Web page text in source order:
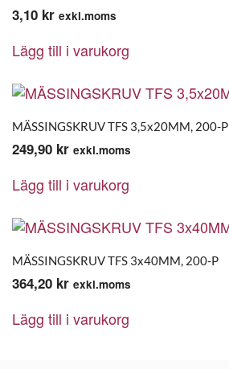
3,10 kr exkl.moms
Lägg till i varukorg
MÄSSINGSKRUV TFS 3,5x20MM, 200-P
249,90 kr exkl.moms
Lägg till i varukorg
MÄSSINGSKRUV TFS 3x40MM, 200-P
364,20 kr exkl.moms
Lägg till i varukorg